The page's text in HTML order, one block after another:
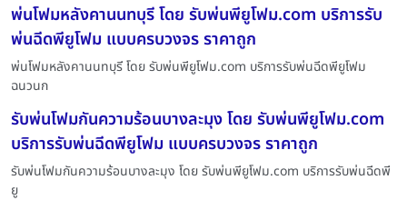
พ่นโฟมหลังคานนทบุรี โดย รับพ่นพียูโฟม.com บริการรับ
พ่นฉีดพียูโฟม แบบครบวงจร ราคาถูก
พ่นโฟมหลังคานนทบุรี โดย รับพ่นพียูโฟม.com บริการรับพ่นฉีดพียูโฟม
ฉนวนก
รับพ่นโฟมกันความร้อนบางละมุง โดย รับพ่นพียูโฟม.com
บริการรับพ่นฉีดพียูโฟม แบบครบวงจร ราคาถูก
รับพ่นโฟมกันความร้อนบางละมุง โดย รับพ่นพียูโฟม.com บริการรับพ่นฉีดพี
ยู